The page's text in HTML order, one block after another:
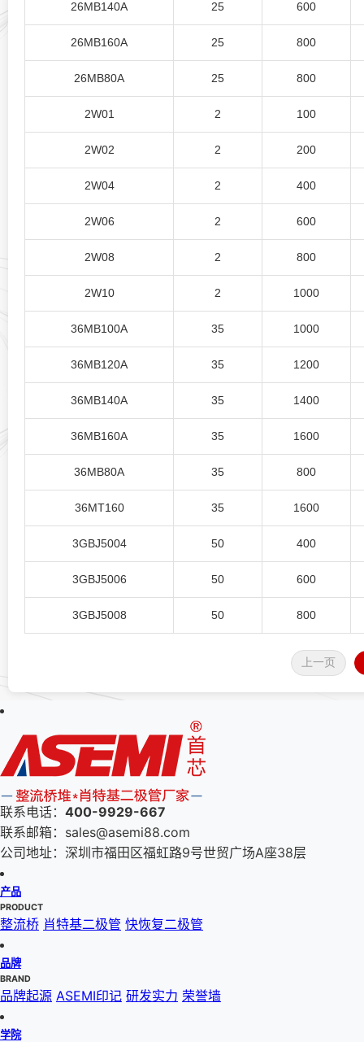
联系电话： 400-9929-667
联系邮箱：sales@asemi88.com
公司地址：深圳市福田区福虹路9号世贸广场A座38层
产品
PRODUCT
整流桥 肖特基二极管 快恢复二极管
品牌
BRAND
品牌起源 ASEMI印记 研发实力 荣誉墙
学院